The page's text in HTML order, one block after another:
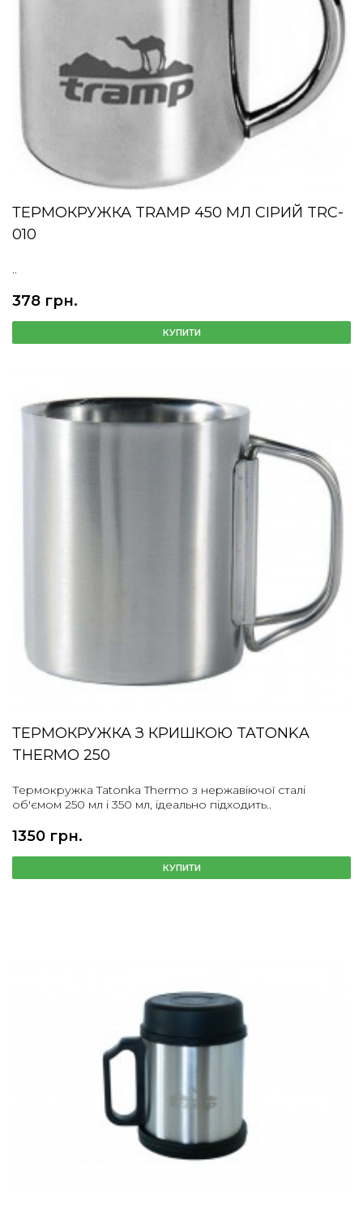
ТЕРМОКРУЖКА TRAMP 450 МЛ СІРИЙ TRC-
010
..
378 грн.
КУПИТИ
ТЕРМОКРУЖКА З КРИШКОЮ TATONKA
THERMO 250
Термокружка Tatonka Thermo з нержавіючої сталі
об'ємом 250 мл і 350 мл, ідеально підходить..
1350 грн.
КУПИТИ